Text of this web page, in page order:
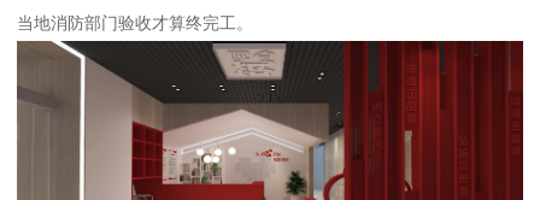
当地消防部门验收才算终完工。